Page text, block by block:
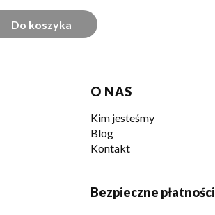
Do koszyka
Linki w stopce
O NAS
Kim jesteśmy
Blog
Kontakt
Bezpieczne płatności